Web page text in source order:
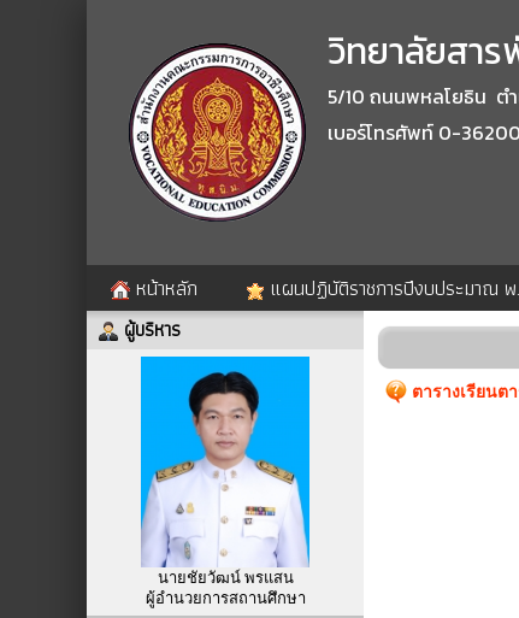
วิทยาลัยสาร
5/10 ถนนพหลโยธิน ตำ
เบอร์โทรศัพท์ 0-
หน้าหลัก แผนปฏิบัติราชการปีงบประมาณ
ผู้บริหาร
นายชัยวัฒน์ พรแสน
ผู้อำนวยการสถานศึกษา
ตารางเรียนต